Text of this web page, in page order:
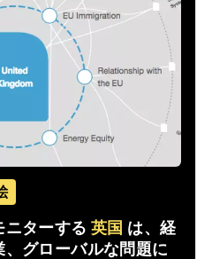
ニターする 英国 は、経
、グローバルな問題に